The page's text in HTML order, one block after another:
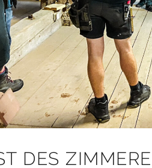
DES